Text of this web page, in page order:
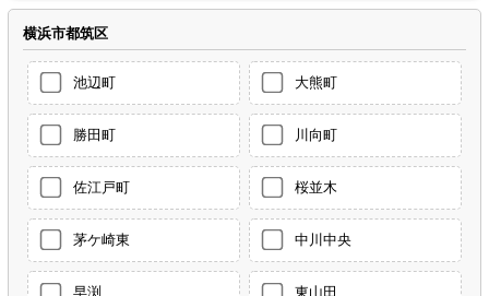
横浜市都筑区
池辺町 大熊町
勝田町 川向町
佐江戸町 桜並木
茅ケ崎東 中川中央
早渕 東山田